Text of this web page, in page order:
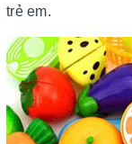
trẻ em.